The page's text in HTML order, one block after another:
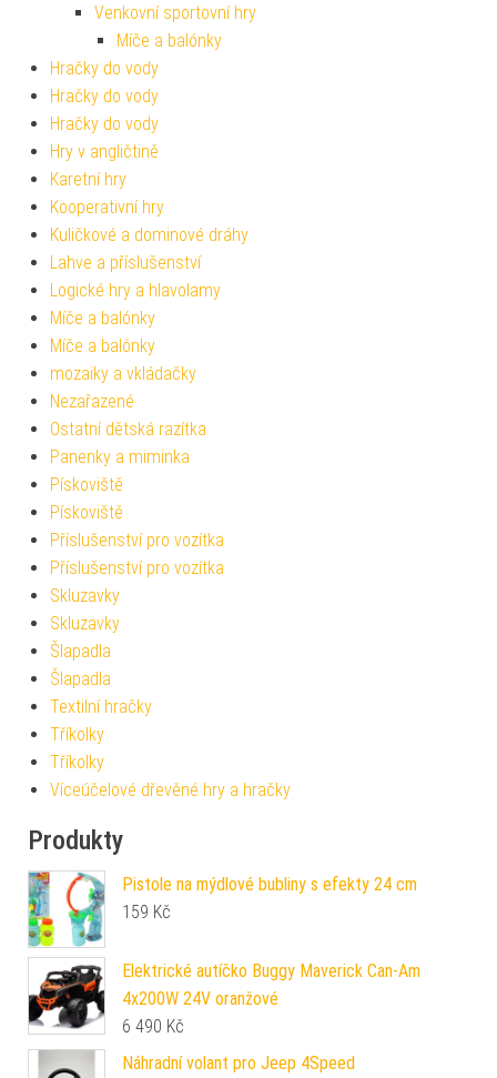
Venkovní sportovní hry
Míče a balónky
Hračky do vody
Hračky do vody
Hračky do vody
Hry v angličtině
Karetní hry
Kooperativní hry
Kuličkové a dominové dráhy
Lahve a příslušenství
Logické hry a hlavolamy
Míče a balónky
Míče a balónky
mozaiky a vkládačky
Nezařazené
Ostatní dětská razítka
Panenky a miminka
Pískoviště
Pískoviště
Příslušenství pro vozítka
Příslušenství pro vozítka
Skluzavky
Skluzavky
Šlapadla
Šlapadla
Textilní hračky
Tříkolky
Tříkolky
Víceúčelové dřevěné hry a hračky
Produkty
Pistole na mýdlové bubliny s efekty 24 cm
159 Kč
Elektrické autíčko Buggy Maverick Can-Am
4x200W 24V oranžové
6 490 Kč
Náhradní volant pro Jeep 4Speed